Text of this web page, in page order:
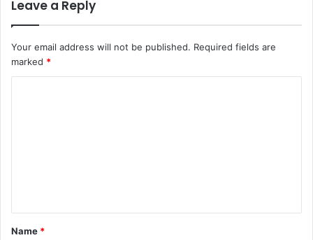
Leave a Reply
Your email address will not be published. Required fields are
marked *
t
*
Name *